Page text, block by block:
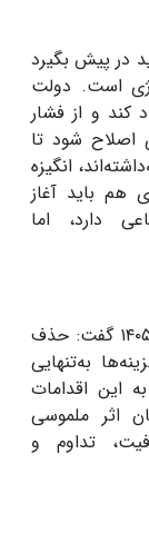
در پیش بگیرد
است. دولت
کند و از فشار
اصلاح شود تا
انگیزه
هم باید آغاز
دارد، اما
گفت: حذف
به‌تنهایی
این اقدامات
اثر ملموسی
تداوم و